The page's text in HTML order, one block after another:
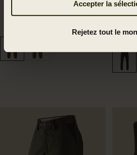
Accepter la
Rejetez tout le
Culottes Kenmore GTX
499.95 EUR